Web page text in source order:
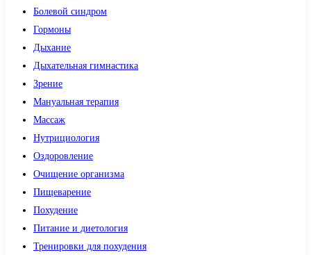
Болевой синдром
Гормоны
Дыхание
Дыхательная гимнастика
Зрение
Мануальная терапия
Массаж
Нутрициология
Оздоровление
Очищение организма
Пищеварение
Похудение
Питание и диетология
Тренировки для похудения